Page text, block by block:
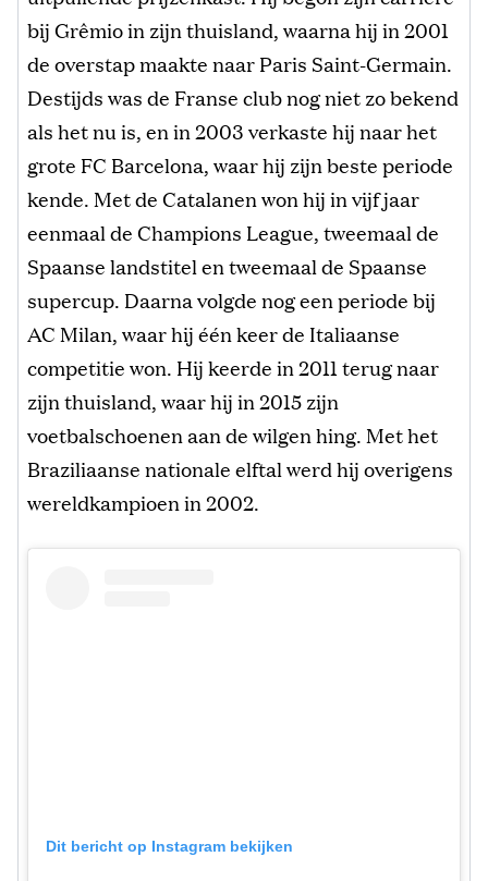
bij Grêmio in zijn thuisland, waarna hij in 2001
de overstap maakte naar Paris Saint-Germain.
Destijds was de Franse club nog niet zo bekend
als het nu is, en in 2003 verkaste hij naar het
grote FC Barcelona, waar hij zijn beste periode
kende. Met de Catalanen won hij in vijf jaar
eenmaal de Champions League, tweemaal de
Spaanse landstitel en tweemaal de Spaanse
supercup. Daarna volgde nog een periode bij
AC Milan, waar hij één keer de Italiaanse
competitie won. Hij keerde in 2011 terug naar
zijn thuisland, waar hij in 2015 zijn
voetbalschoenen aan de wilgen hing. Met het
Braziliaanse nationale elftal werd hij overigens
wereldkampioen in 2002.
Dit bericht op Instagram bekijken